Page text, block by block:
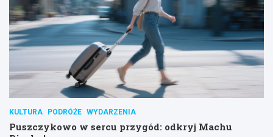
KULTURA PODRÓŻE WYDARZENIA
Puszczykowo w sercu przygód: odkryj Machu